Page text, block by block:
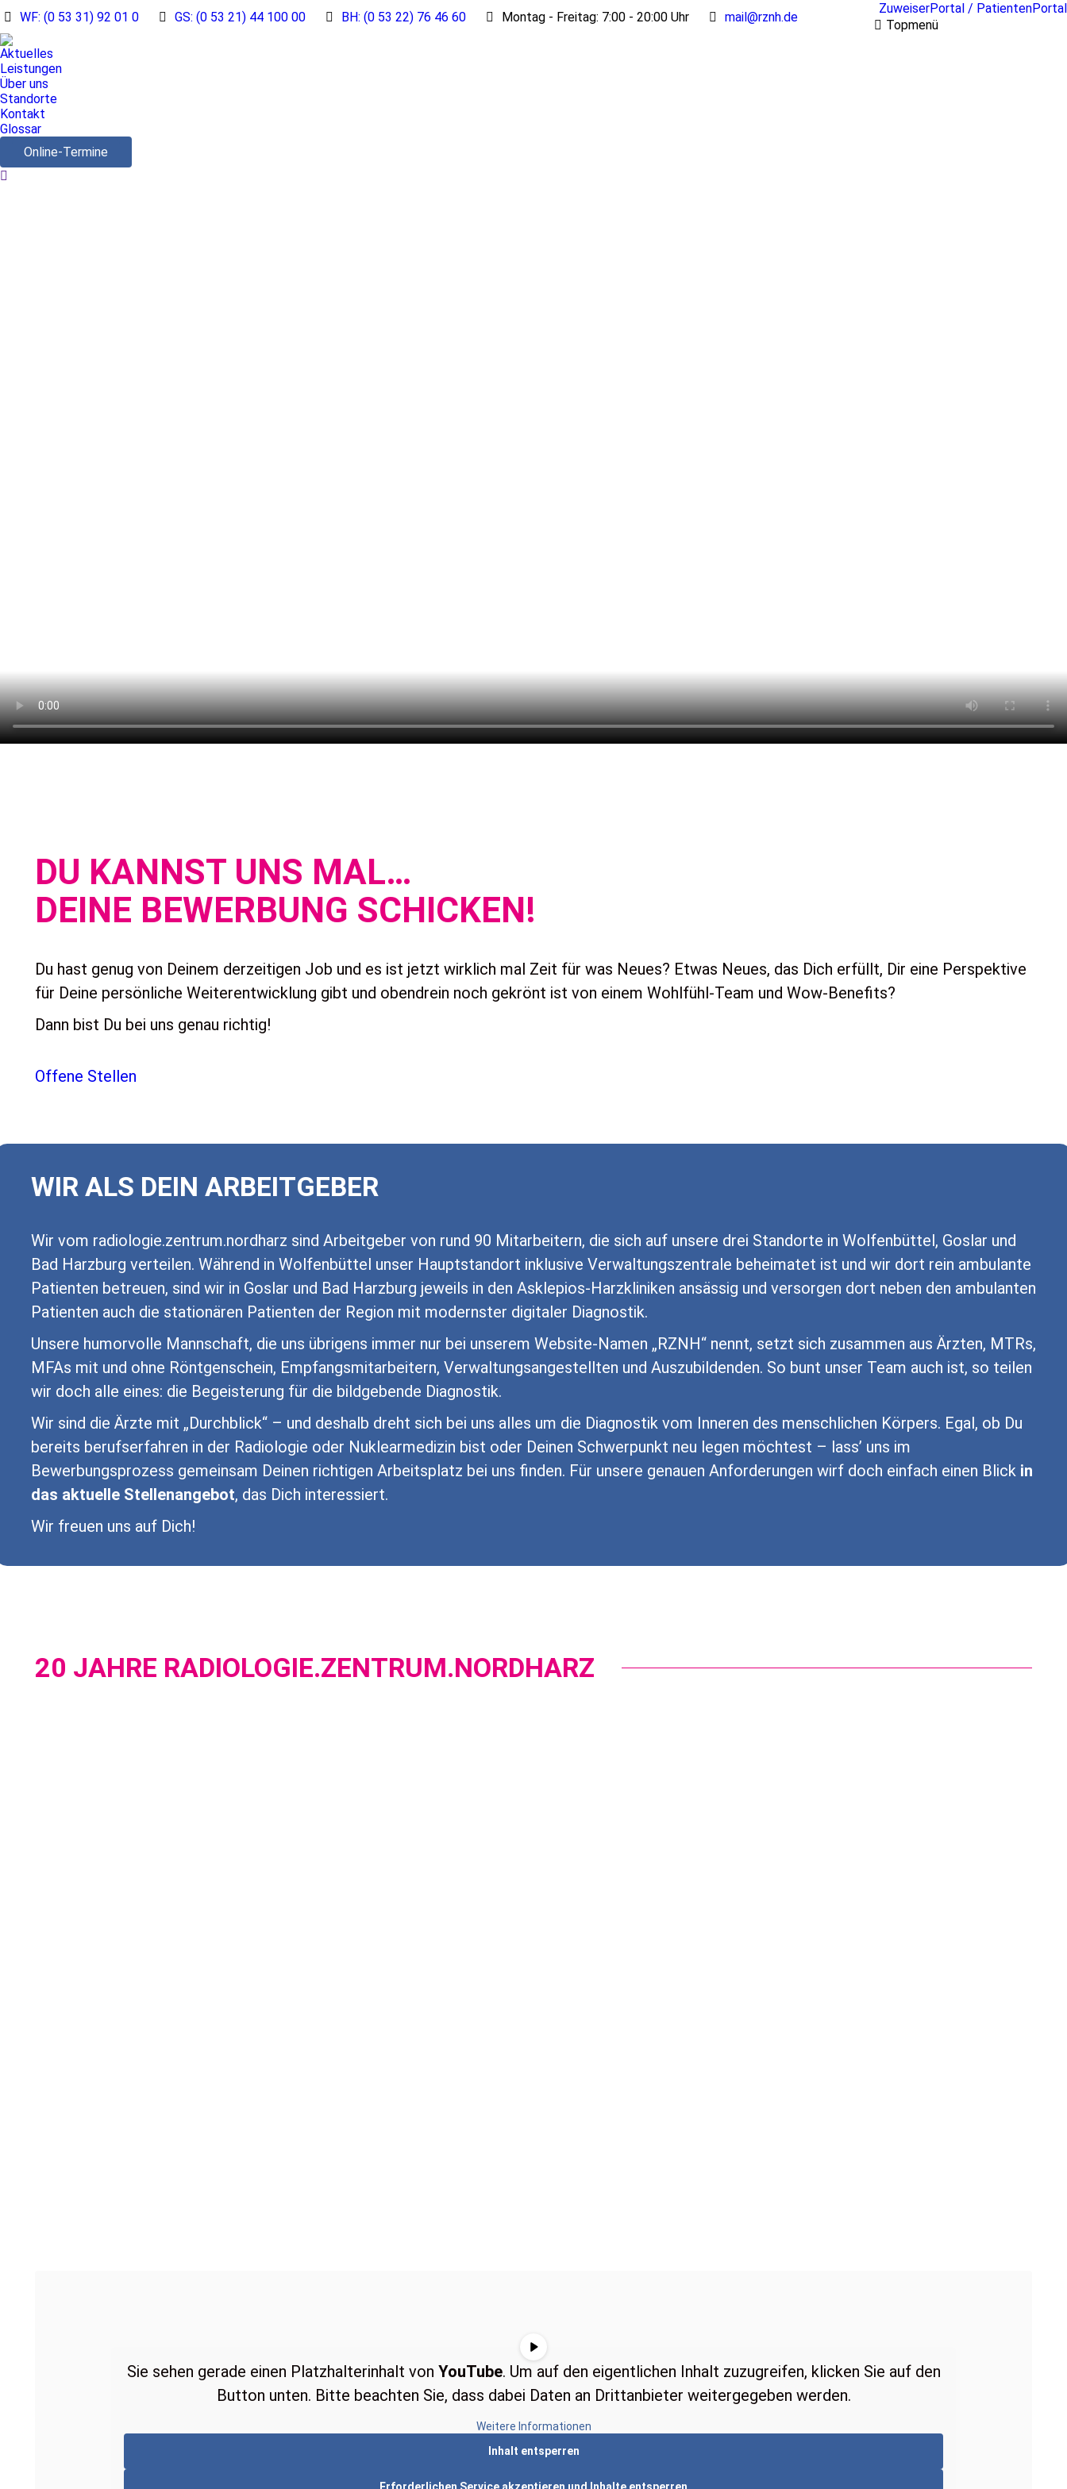
WF: (0 53 31) 92 01 0 GS: (0 53 21) 44 100 00 BH: (0 53 22) 76 46 60 Montag - Freitag: 7:00 - 20:00 Uhr mail@rznh.de
ZuweiserPortal / PatientenPortal
Topmenü
Aktuelles
Leistungen
Über uns
Standorte
Kontakt
Glossar
Online-Termine
Search:
DU KANNST UNS MAL…
DEINE BEWERBUNG SCHICKEN!
Du hast genug von Deinem derzeitigen Job und es ist jetzt wirklich mal Zeit für was Neues? Etwas Neues, das Dich erfüllt, Dir eine Perspektive
für Deine persönliche Weiterentwicklung gibt und obendrein noch gekrönt ist von einem Wohlfühl-Team und Wow-Benefits?
Dann bist Du bei uns genau richtig!
Offene Stellen
WIR ALS DEIN ARBEITGEBER
Wir vom radiologie.zentrum.nordharz sind Arbeitgeber von rund 90 Mitarbeitern, die sich auf unsere drei Standorte in Wolfenbüttel, Goslar und
Bad Harzburg verteilen. Während in Wolfenbüttel unser Hauptstandort inklusive Verwaltungszentrale beheimatet ist und wir dort rein ambulante
Patienten betreuen, sind wir in Goslar und Bad Harzburg jeweils in den Asklepios-Harzkliniken ansässig und versorgen dort neben den ambulanten
Patienten auch die stationären Patienten der Region mit modernster digitaler Diagnostik.
Unsere humorvolle Mannschaft, die uns übrigens immer nur bei unserem Website-Namen „RZNH“ nennt, setzt sich zusammen aus Ärzten, MTRs,
MFAs mit und ohne Röntgenschein, Empfangsmitarbeitern, Verwaltungsangestellten und Auszubildenden. So bunt unser Team auch ist, so teilen
wir doch alle eines: die Begeisterung für die bildgebende Diagnostik.
Wir sind die Ärzte mit „Durchblick“ – und deshalb dreht sich bei uns alles um die Diagnostik vom Inneren des menschlichen Körpers. Egal, ob Du
bereits berufserfahren in der Radiologie oder Nuklearmedizin bist oder Deinen Schwerpunkt neu legen möchtest – lass’ uns im
Bewerbungsprozess gemeinsam Deinen richtigen Arbeitsplatz bei uns finden. Für unsere genauen Anforderungen wirf doch einfach einen Blick in
das aktuelle Stellenangebot, das Dich interessiert.
Wir freuen uns auf Dich!
20 JAHRE RADIOLOGIE.ZENTRUM.NORDHARZ
Sie sehen gerade einen Platzhalterinhalt von YouTube. Um auf den eigentlichen Inhalt zuzugreifen, klicken Sie auf den
Button unten. Bitte beachten Sie, dass dabei Daten an Drittanbieter weitergegeben werden.
Weitere Informationen
Inhalt entsperren
Erforderlichen Service akzeptieren und Inhalte entsperren